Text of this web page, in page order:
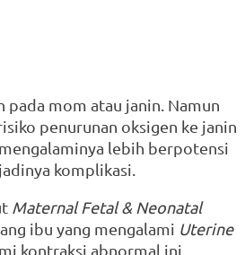
mom atau janin. Namun
penurunan oksigen ke janin
lebih berpotensi
komplikasi.
Maternal Fetal & Neonatal
ibu yang mengalami Uterine
kontraksi abnormal ini.